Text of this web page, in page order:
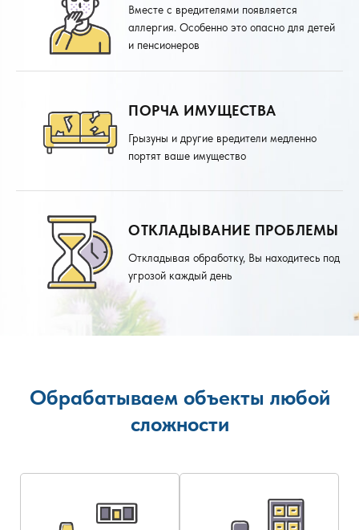
Вместе с вредителями появляется
аллергия. Особенно это опасно для детей
и пенсионеров
ПОРЧА ИМУЩЕСТВА
Грызуны и другие вредители медленно
портят ваше имущество
ОТКЛАДЫВАНИЕ ПРОБЛЕМЫ
Откладывая обработку, Вы находитесь под
угрозой каждый день
Обрабатываем объекты любой
сложности